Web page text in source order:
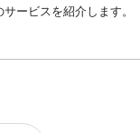
ービスを紹介します。